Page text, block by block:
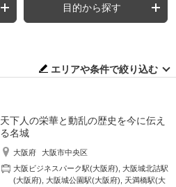
目的から探す
エリアや条件で絞り込む
天下人の栄華と動乱の歴史を今に伝え
る名城
大阪府
大阪市中央区
大阪ビジネスパーク駅(大阪府) ,大阪城北詰駅
(大阪府) ,大阪城公園駅(大阪府)
天満橋駅(大